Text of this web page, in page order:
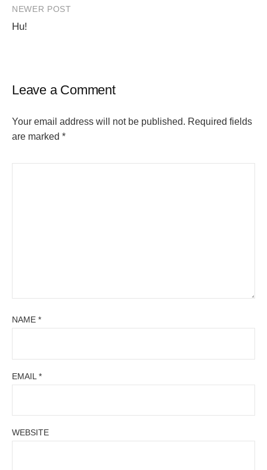
NEWER POST
Hu!
Leave a Comment
Your email address will not be published. Required fields
are marked *
NAME *
EMAIL *
WEBSITE